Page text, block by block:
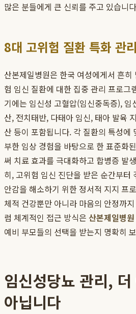
많은 분들에게 큰 신뢰를 주고 있습니
8대 고위험 질환 특화 관리
산본제일병원은 한국 여성에게서 흔
험 임신 질환에 대한 집중 관리 프로그
기에는 임신성 고혈압(임신중독증), 임
산, 전치태반, 다태아 임신, 태아 발육
산 등이 포함됩니다. 각 질환의 특성에
부한 임상 경험을 바탕으로 한 표준화
써 치료 효과를 극대화하고 합병증 발
히, 고위험 임신 진단을 받은 순간부터
안감을 해소하기 위한 정서적 지지 프
체적 건강뿐만 아니라 마음의 안정까
럼 체계적인 접근 방식은 산본제일병
예비 부모들의 선택을 받는지 명확히
임신성당뇨 관리,
아닙니다